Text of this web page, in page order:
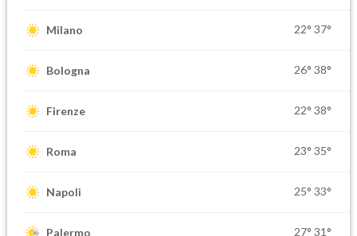
Milano 22° 37°
Bologna 26° 38°
Firenze 22° 38°
Roma 23° 35°
Napoli 25° 33°
Palermo 27° 31°